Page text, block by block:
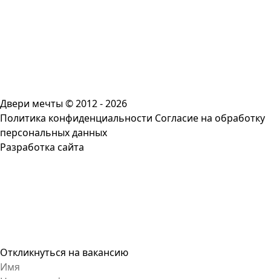
Двери мечты © 2012 - 2026
Политика конфиденциальности Согласие на обработку
персональных данных
Разработка сайта
Откликнуться на вакансию